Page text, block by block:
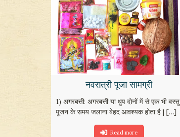
नवरात्री पूजा सामग्री
1) अगरबत्ती: अगरबत्ती या धुप दोनों में से एक भी वस्तु
पूजन के समय जलाना बेहद आवश्यक होता है |[…]
Read more